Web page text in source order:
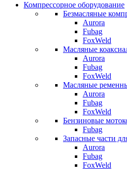
Компрессорное оборудование
Безмасляные
Aurora
Fubag
FoxWeld
Масляные
Aurora
Fubag
FoxWeld
Масляные
Aurora
Fubag
FoxWeld
Бензиновые
Fubag
Запасные части
Aurora
Fubag
FoxWeld